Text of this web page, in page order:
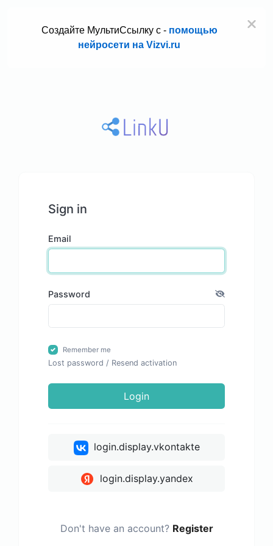
Создайте МультиСсылку с - помощью
нейросети на Vizvi.ru
Sign in
Email
Password
Remember me
Lost password / Resend activation
Login
login.display.vkontakte
login.display.yandex
Don't have an account? Register